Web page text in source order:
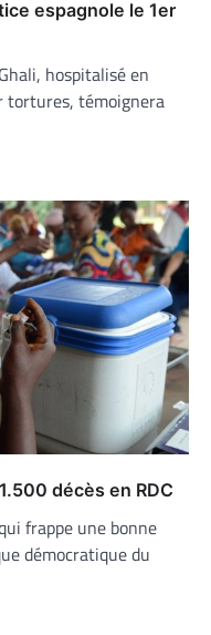
espagnole le 1er
hospitalisé en
tortures, témoignera
décès en RDC
frappe une bonne
démocratique du